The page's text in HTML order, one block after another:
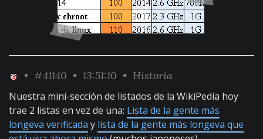
• #41140 • 13:51:10 • Historia
Nuestra mini-sección de listados de la WikiPedia hoy
trae 2 listas en vez de una: Lista de la gente más
longeva verificada y lista de la gente más longeva que